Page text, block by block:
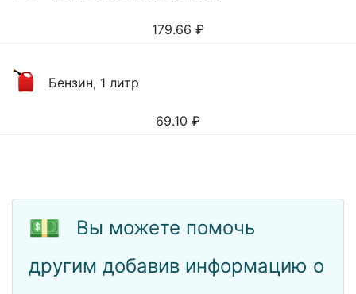
179.66 ₽
Бензин, 1 литр
69.10 ₽
💵
Вы можете помочь
другим добавив информацию о